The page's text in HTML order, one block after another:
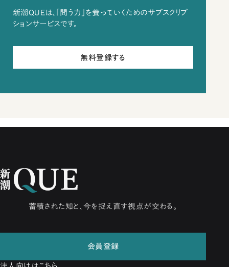
新潮QUEは、「問う力」を養っていくためのサブスクリプ
ションサービスです。
無料登録する
蓄積された知と、今を捉え直す視点が交わる。
会員登録